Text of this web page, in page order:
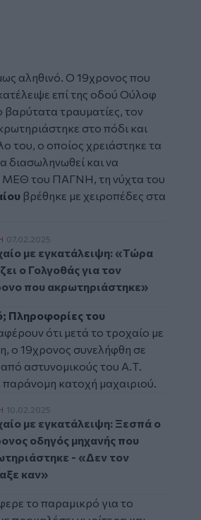
αληθινό. Ο 19χρονος που
επί της οδού Ούλοφ
τραυματίες, τον
στο πόδι και
του, ο οποίος χρειάστηκε τα
διασωληνωθεί και να
ΜΕΘ του ΠΑΓΝΗ, τη νύχτα του
βρέθηκε με χειροπέδες στα
με εγκατάλειψη: «Τώρα αρχίζει
07.02.2025
με εγκατάλειψη: «Τώρα
ο Γολγοθάς για τον
που ακρωτηριάστηκε»
Πληροφορίες του
ότι μετά το τροχαίο με
ο 19χρονος συνελήφθη σε
αστυνομικούς του Α.Τ.
παράνομη κατοχή μαχαιριού.
με εγκατάλειψη: Ξεσπά ο
10.02.2025
με εγκατάλειψη: Ξεσπά ο
οδηγός μηχανής που
- «Δεν τον
καν»
το παραμικρό για το